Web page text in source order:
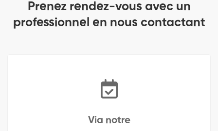
Prenez rendez-vous avec un
professionnel en nous contactant
Via notre